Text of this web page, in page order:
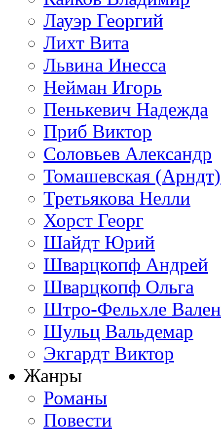
Лауэр Георгий
Лихт Вита
Львина Инесса
Нейман Игорь
Пенькевич Надежда
Приб Виктор
Соловьев Александр
Томашевская
Третьякова Нелли
Хорст Георг
Шайдт Юрий
Шварцкопф Андрей
Шварцкопф Ольга
Штро-Фельхле
Шульц Вальдемар
Экгардт Виктор
Жанры
Романы
Повести